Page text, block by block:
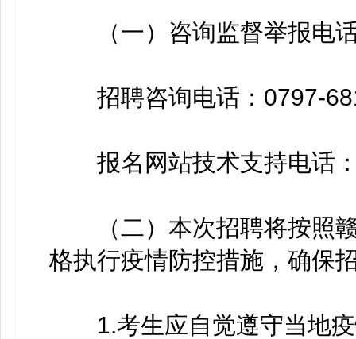
（一）咨询监督举报电
招聘咨询电话：0797-
报名网站技术支持电话
（二）本次招聘将按照赣
格执行疫情防控措施，确保
1.考生应自觉遵守当地疫